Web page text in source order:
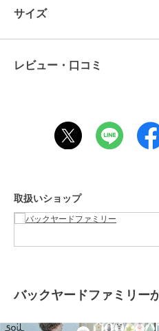
簡単に固定】開口部にある紐を、
固定可能。【両手が解放！簡易傘
テム。【手軽に使えてお手入れラ
忍ばせておける！【シンプルなジ
ーンを選ばないブラックカラー。
【生産国】 日本
【サイズ】
約25g
洗濯機 可（ネットに入れて弱流水
サイズ
レビュー・口コミ
取扱いショップ
バックヤードファミリー